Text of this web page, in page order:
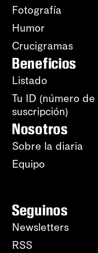
Fotografía
Humor
Crucigramas
Beneficios
Listado
Tu ID (número de
suscripción)
Nosotros
Sobre la diaria
Equipo
Seguinos
Newsletters
RSS